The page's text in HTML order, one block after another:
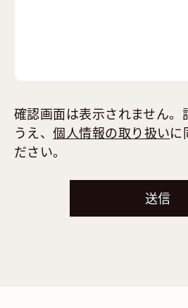
確認画面は表示されません。
うえ、個人情報の取り扱いに
ださい。